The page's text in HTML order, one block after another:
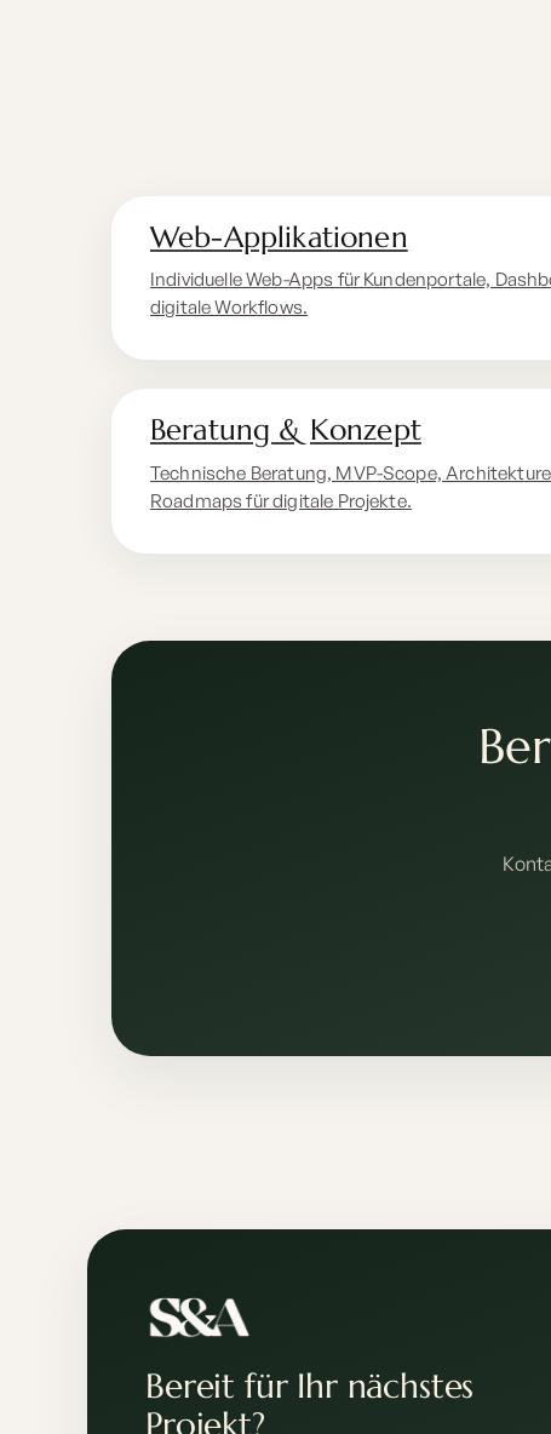
Web-Applikationen
Individuelle Web-Apps für Kundenportale,
digitale Workflows.
Beratung & Konzept
Technische Beratung, MVP-Scope,
Roadmaps für digitale Projekte.
Bereit für Ihr nächstes
Projekt?